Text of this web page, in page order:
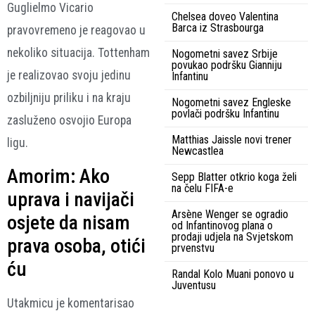
Guglielmo Vicario
pravovremeno je reagovao u
nekoliko situacija. Tottenham
je realizovao svoju jedinu
ozbiljniju priliku i na kraju
zasluženo osvojio Europa
ligu.
Amorim: Ako
uprava i navijači
osjete da nisam
prava osoba, otići
ću
Utakmicu je komentarisao
Chelsea doveo Valentina
Barca iz Strasbourga
Nogometni savez Srbije
povukao podršku Gianniju
Infantinu
Nogometni savez Engleske
povlači podršku Infantinu
Matthias Jaissle novi trener
Newcastlea
Sepp Blatter otkrio koga želi
na čelu FIFA-e
Arsène Wenger se ogradio
od Infantinovog plana o
prodaji udjela na Svjetskom
prvenstvu
Randal Kolo Muani ponovo u
Juventusu